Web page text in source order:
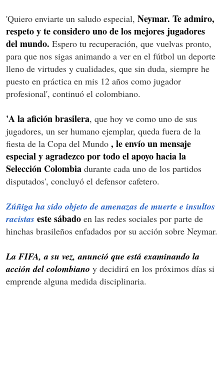
'Quiero enviarte un saludo especial, Neymar. Te admiro,
respeto y te considero uno de los mejores jugadores
del mundo. Espero tu recuperación, que vuelvas pronto,
para que nos sigas animando a ver en el fútbol un deporte
lleno de virtudes y cualidades, que sin duda, siempre he
puesto en práctica en mis 12 años como jugador
profesional', continuó el colombiano.
'A la afición brasilera, que hoy ve como uno de sus
jugadores, un ser humano ejemplar, queda fuera de la
fiesta de la Copa del Mundo , le envío un mensaje
especial y agradezco por todo el apoyo hacia la
Selección Colombia durante cada uno de los partidos
disputados', concluyó el defensor cafetero.
Zúñiga ha sido objeto de amenazas de muerte e insultos
racistas este sábado en las redes sociales por parte de
hinchas brasileños enfadados por su acción sobre Neymar.
La FIFA, a su vez, anunció que está examinando la
acción del colombiano y decidirá en los próximos días si
emprende alguna medida disciplinaria.